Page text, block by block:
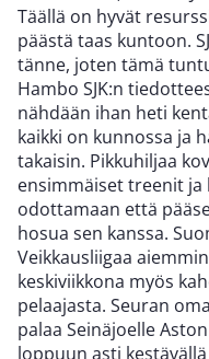
Täällä on hyvät
päästä taas kuntoon.
tänne, joten tämä
Hambo SJK:n
nähdään ihan heti
kaikki on kunnossa ja
takaisin. Pikkuhiljaa
ensimmäiset treenit ja
odottamaan että
hosua sen kanssa.
Veikkausliigaa
keskiviikkona myös
pelaajasta. Seuran
palaa Seinäjoelle
loppuun asti